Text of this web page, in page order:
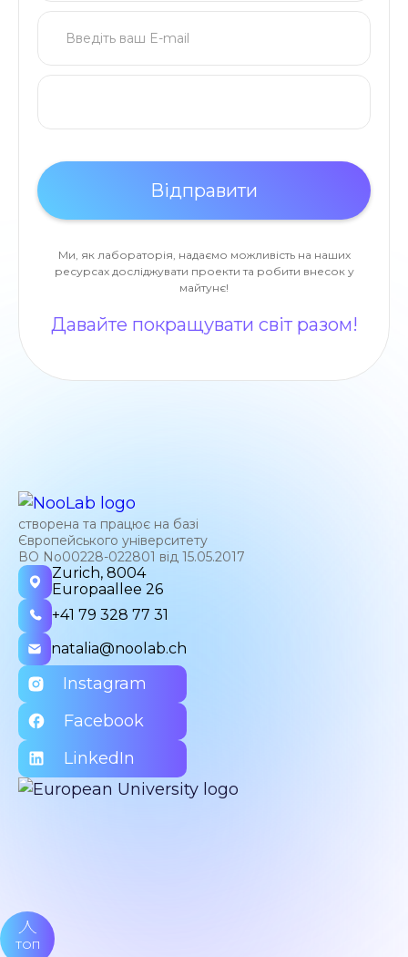
Ми, як лабораторія, надаємо можливість на наших
ресурсах досліджувати проекти та робити внесок у
майтунє!
Давайте покращувати світ разом!
створена та працює на базі
Європейського університету
ВО No00228-022801 від 15.05.2017
Zurich, 8004
Europaallee 26
+41 79 328 77 31
natalia@noolab.ch
Instagram
Facebook
LinkedIn
ТОП